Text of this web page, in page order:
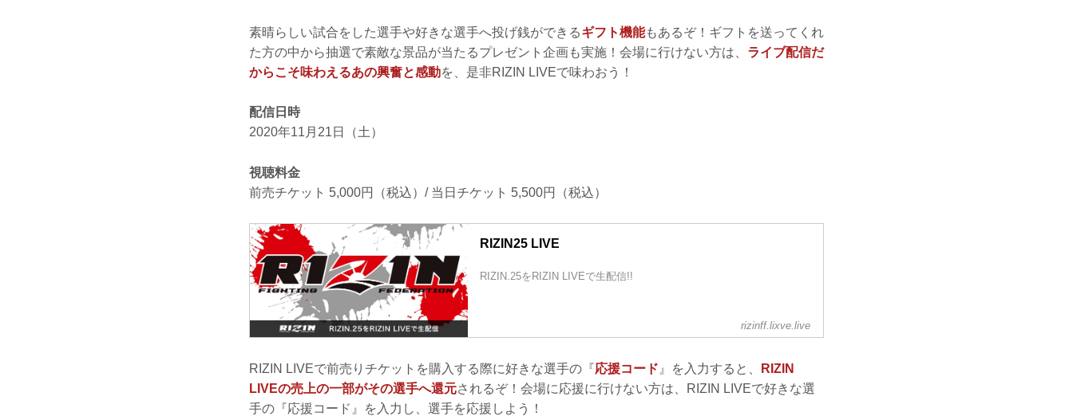
素晴らしい試合をした選手や好きな選手へ投げ銭ができるギフト機能もあるぞ！ギフトを送ってくれ
た方の中から抽選で素敵な景品が当たるプレゼント企画も実施！会場に行けない方は、 ライブ配信だ
からこそ味わえるあの興奮と感動を、是非RIZIN LIVEで味わおう！
配信日時
2020年11月21日（土）
視聴料金
前売チケット 5,000円（税込）/ 当日チケット 5,500円（税込）
RIZIN25 LIVE
RIZIN.25をRIZIN LIVEで生配信!!
rizinff.lixve.live
RIZIN LIVEで前売りチケットを購入する際に好きな選手の『応援コード 』を入力すると、
RIZIN
LIVEの売上の一部がその選手へ還元されるぞ！会場に応援に行けない方は、RIZIN LIVEで好きな選
手の『応援コード』を入力し、選手を応援しよう！